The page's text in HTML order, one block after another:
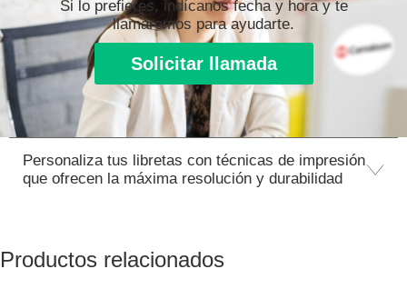
Si lo prefieres, indícanos fecha y hora y te
llamaremos para ayudarte.
Solicitar llamada
Personaliza tus libretas con técnicas de impresión
que ofrecen la máxima resolución y durabilidad
Productos relacionados